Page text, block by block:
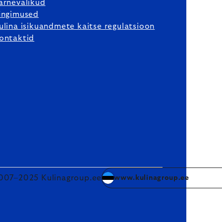
isikuandmete kaitse regulatsioon
Kulinagroup.ee www.kulinagroup.ee